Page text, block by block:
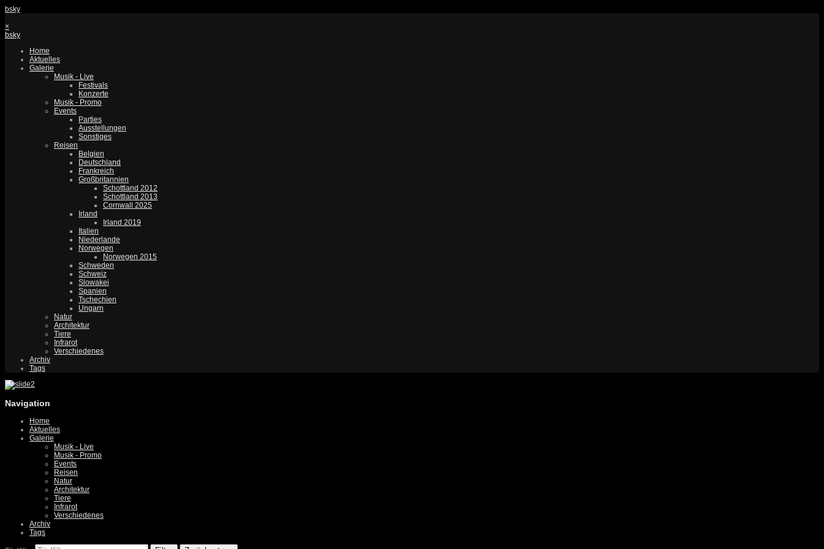
bsky
×
bsky
Home
Aktuelles
Galerie
Musik - Live
Festivals
Konzerte
Musik - Promo
Events
Parties
Ausstellungen
Sonstiges
Reisen
Belgien
Deutschland
Frankreich
Großbritannien
Schottland 2012
Schottland 2013
Cornwall 2025
Irland
Irland 2019
Italien
Niederlande
Norwegen
Norwegen 2015
Schweden
Schweiz
Slowakei
Spanien
Tschechien
Ungarn
Natur
Architektur
Tiere
Infrarot
Verschiedenes
Archiv
Tags
Navigation
Home
Aktuelles
Galerie
Musik - Live
Musik - Promo
Events
Reisen
Natur
Architektur
Tiere
Infrarot
Verschiedenes
Archiv
Tags